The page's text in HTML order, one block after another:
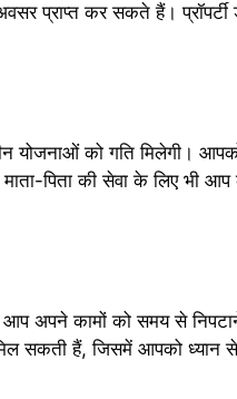
प्राप्त कर सकते हैं। प्रॉपर्टी
को गति मिलेगी।
पिता की सेवा के लिए भी
अपने कामों को समय से
सकती हैं, जिसमें आपको